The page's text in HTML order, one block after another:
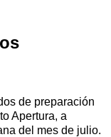
de preparación
Apertura, a
del mes de julio.